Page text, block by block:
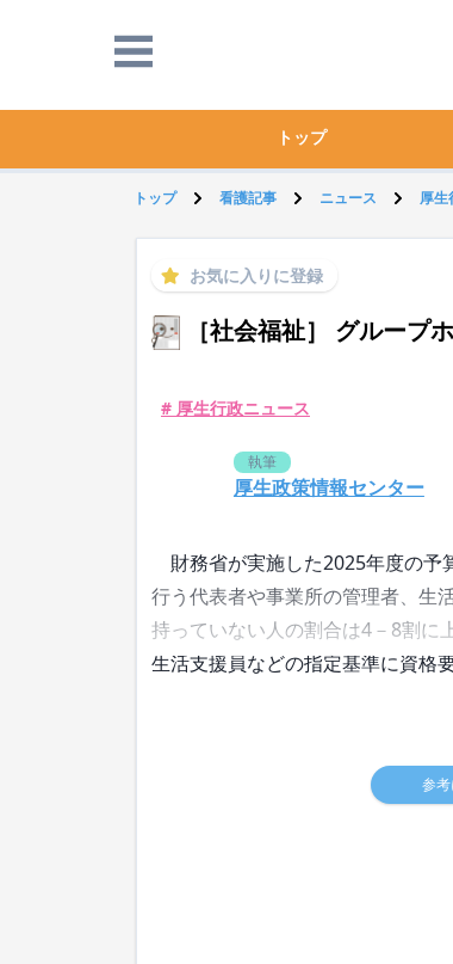
トップ
トップ 看護記事 ニュース 厚生
お気に入りに登録
［社会福祉］ グルー
# 厚生行政ニュース
執筆
厚生政策情報センター
財務省が実施した2025年度の予
行う代表者や事業所の管理者、生
持っていない人の割合は4－8割に
生活支援員などの指定基準に資格
参